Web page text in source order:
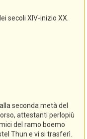
secoli XIV-inizio XX.
seconda metà del
attestanti perlopiù
del ramo boemo
Thun e vi si trasferì.